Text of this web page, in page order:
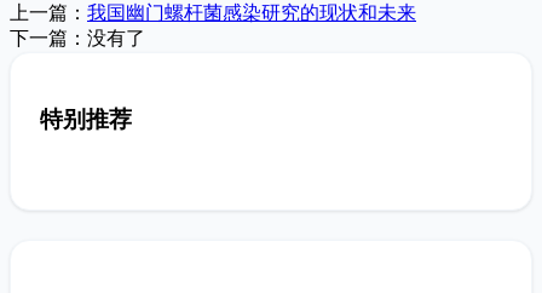
上一篇： 我国幽门螺杆菌感染研究的现状和未来
下一篇：没有了
特别推荐